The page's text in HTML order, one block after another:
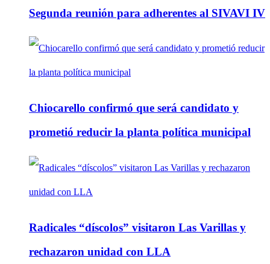
Segunda reunión para adherentes al SIVAVI IV
Chiocarello confirmó que será candidato y
prometió reducir la planta política municipal
Radicales “díscolos” visitaron Las Varillas y
rechazaron unidad con LLA